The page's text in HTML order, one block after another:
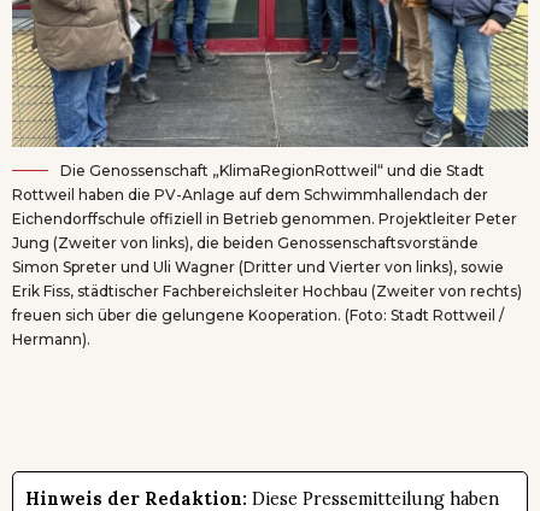
Die Genossenschaft „KlimaRegionRottweil“ und die Stadt
Rottweil haben die PV-Anlage auf dem Schwimmhallendach der
Eichendorffschule offiziell in Betrieb genommen. Projektleiter Peter
Jung (Zweiter von links), die beiden Genossenschaftsvorstände
Simon Spreter und Uli Wagner (Dritter und Vierter von links), sowie
Erik Fiss, städtischer Fachbereichsleiter Hochbau (Zweiter von rechts)
freuen sich über die gelungene Kooperation. (Foto: Stadt Rottweil /
Hermann).
Hinweis der Redaktion: Diese Pressemitteilung haben